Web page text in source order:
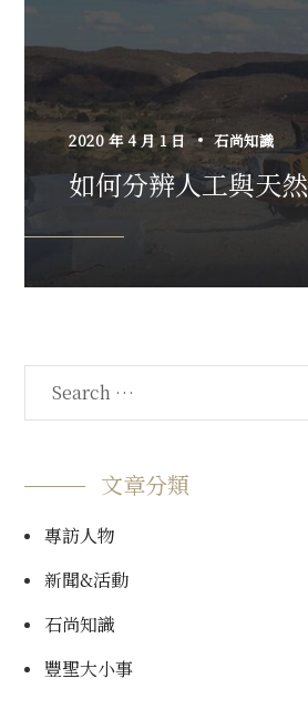
2020 年 4 月 1 日 石尚知識
如何分辨人工與天然
文章分類
專訪人物
新聞&活動
石尚知識
豐聖大小事